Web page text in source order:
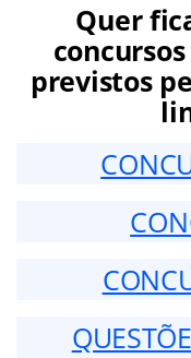
Quer
previstos